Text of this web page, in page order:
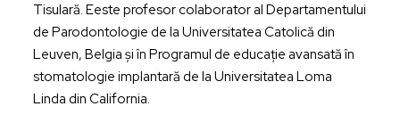
Tisulară. Eeste profesor colaborator al Departamentului
de Parodontologie de la Universitatea Catolică din
Leuven, Belgia și în Programul de educație avansată în
stomatologie implantară de la Universitatea Loma
Linda din California.